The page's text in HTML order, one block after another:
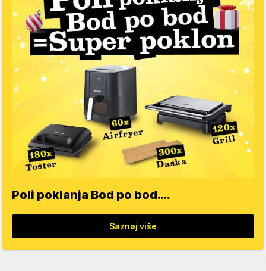
Poli poklanja Bod po bod….
Saznaj više